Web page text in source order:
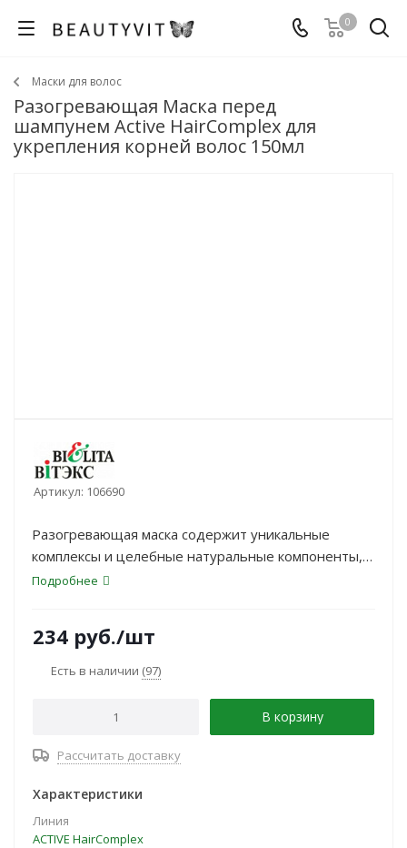
0
Маски для волос
Разогревающая Маска перед
шампунем Active HairComplex для
укрепления корней волос 150мл
Артикул: 106690
Разогревающая маска содержит уникальные
комплексы и целебные натуральные компоненты,
которые в синергии действуют особенно
Подробнее
234 руб./шт
Есть в наличии (97)
В корзину
Рассчитать доставку
Характеристики
Линия
ACTIVE HairComplex